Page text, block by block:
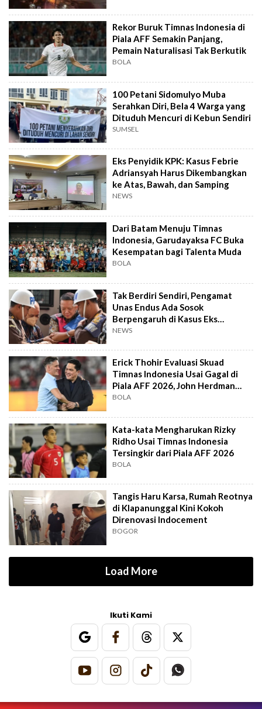
Rekor Buruk Timnas Indonesia di
Piala AFF Semakin Panjang,
Pemain Naturalisasi Tak Berkutik
BOLA
100 Petani Sidomulyo Muba
Serahkan Diri, Bela 4 Warga yang
Dituduh Mencuri di Kebun Sendiri
SUMSEL
Eks Penyidik KPK: Kasus Febrie
Adriansyah Harus Dikembangkan
ke Atas, Bawah, dan Samping
NEWS
Dari Batam Menuju Timnas
Indonesia, Garudayaksa FC Buka
Kesempatan bagi Talenta Muda
BOLA
Tak Berdiri Sendiri, Pengamat
Unas Endus Ada Sosok
Berpengaruh di Kasus Eks
Jampidsus
NEWS
Erick Thohir Evaluasi Skuad
Timnas Indonesia Usai Gagal di
Piala AFF 2026, John Herdman
Out?
BOLA
Kata-kata Mengharukan Rizky
Ridho Usai Timnas Indonesia
Tersingkir dari Piala AFF 2026
BOLA
Tangis Haru Karsa, Rumah Reotnya
di Klapanunggal Kini Kokoh
Direnovasi Indocement
BOGOR
Load More
Ikuti Kami